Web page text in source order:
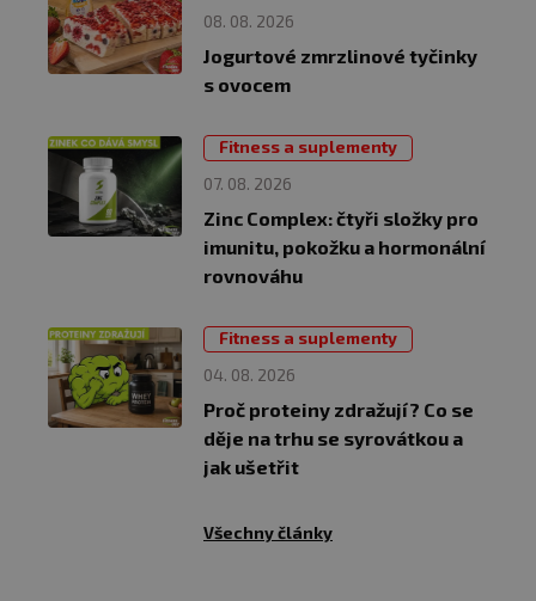
08. 08. 2026
Jogurtové zmrzlinové tyčinky
s ovocem
07. 08. 2026
Fitness a suplementy
Zinc Complex: čtyři složky pro
imunitu, pokožku a hormonální
rovnováhu
04. 08. 2026
Fitness a suplementy
Proč proteiny zdražují? Co se
děje na trhu se syrovátkou a
jak ušetřit
Všechny články